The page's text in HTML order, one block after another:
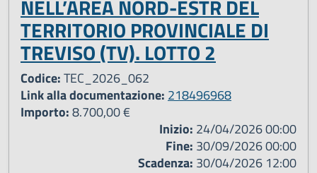
NELL’AREA NORD-ESTR DEL
TERRITORIO PROVINCIALE DI
TREVISO (TV). LOTTO 2
Codice:TEC_2026_062
Link alla documentazione: 218496968
Importo:8.700,00 €
Inizio: 24/04/2026 00:00
Fine: 30/09/2026 00:00
Scadenza: 30/04/2026 12:00